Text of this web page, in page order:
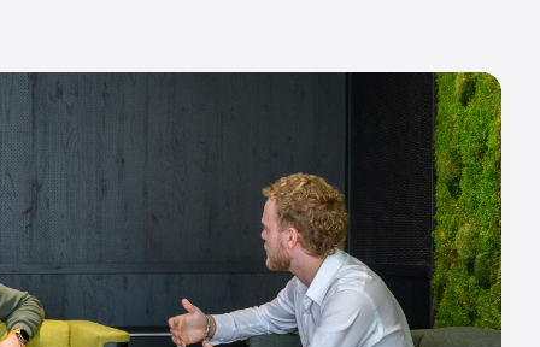
onderdeel van je processen en niet als
losse chat-assistent.